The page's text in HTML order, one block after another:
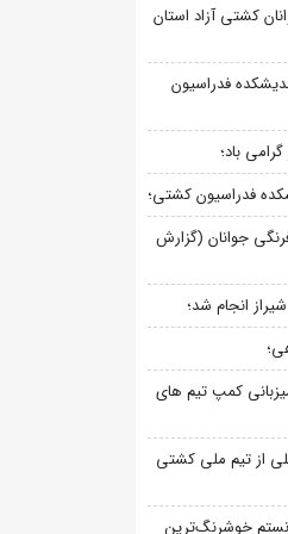
کشتی آزاد استان
فدراسیون
فدراسیون کشتی؛
جوانان (گزارش
انجام شد؛
و به میزبانی کمپ تیم های
از تیم ملی کشتی
خوشرنگ‌ترین